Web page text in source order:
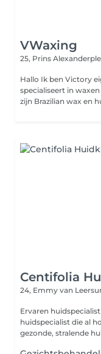
VWaxing
25, Prins
Hallo Ik ben Victory
specialiseert in
zijn Brazilian wax en
Centifolia
24, Emmy van
Ervaren huidspecialist Ben je op zoek naar een ervaren
huidspecialist die al
gezonde, stralende